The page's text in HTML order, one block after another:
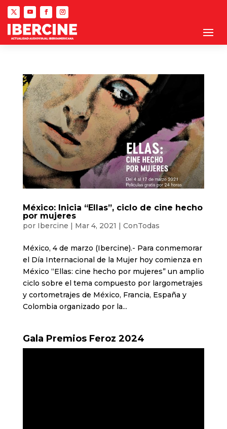
México: Inicia “Ellas”, ciclo de cine hecho
por mujeres
por Ibercine | Mar 4, 2021 | ConTodas
México, 4 de marzo (Ibercine).- Para conmemorar
el Día Internacional de la Mujer hoy comienza en
México “Ellas: cine hecho por mujeres” un amplio
ciclo sobre el tema compuesto por largometrajes
y cortometrajes de México, Francia, España y
Colombia organizado por la...
Gala Premios Feroz 2024